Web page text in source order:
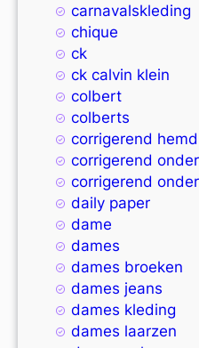
carnavalskleding
chique
ck
ck calvin klein
colbert
colberts
corrigerend
corrigerend
corrigerend
daily paper
dame
dames
dames broeken
dames jeans
dames kleding
dames laarzen